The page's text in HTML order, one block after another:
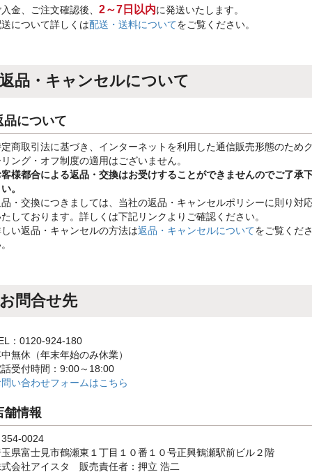
金、ご注文確認後、 2～7日以内に発送いたします。
について詳しくは配送・送料についてをご覧ください。
返品・キャンセルについて
品について
商取引法に基づき、インターネットを利用した通信販売形態のため
ング・オフ制度の適用はございません。
様都合による返品・交換はお受けすることができませんのでご了承
。
・交換につきましては、当社の返品・キャンセルポリシーに則り対
しております。詳しくは下記リンクよりご確認ください。
い返品・キャンセルの方法は返品・キャンセルについてをご覧くだ
お問合せ先
：0120-924-180
無休（年末年始のみ休業）
受付時間：9:00～18:00
い合わせフォームはこちら
舗情報
0024
県富士見市鶴瀬東１丁目１０番１０号正興鶴瀬駅前ビル２階
会社アイスタ 販売責任者：押立 浩二